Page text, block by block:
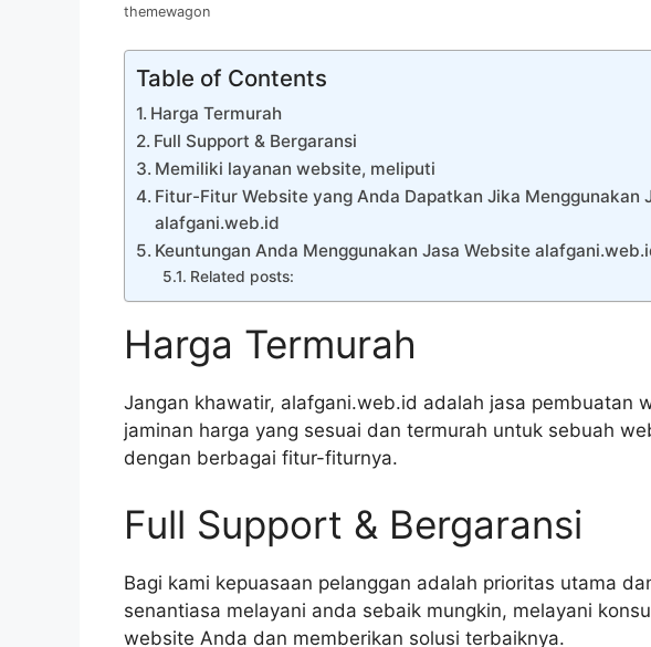
themewagon
Table of Contents
Harga Termurah
Full Support & Bergaransi
Memiliki layanan website, meliputi
Fitur-Fitur Website yang Anda Dapatkan Jika Menggunakan
alafgani.web.id
Keuntungan Anda Menggunakan Jasa Website
Related posts:
Harga Termurah
Jangan khawatir, alafgani.web.id adalah jasa pembuatan
jaminan harga yang sesuai dan termurah untuk sebuah
dengan berbagai fitur-fiturnya.
Full Support & Bergaransi
Bagi kami kepuasaan pelanggan adalah prioritas utama
senantiasa melayani anda sebaik mungkin, melayani
website Anda dan memberikan solusi terbaiknya.